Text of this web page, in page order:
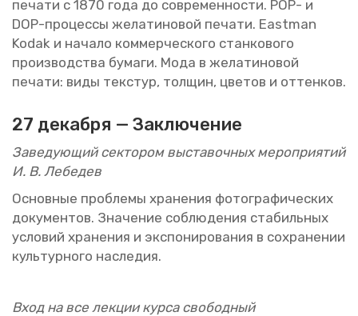
пе­ча­ти с 1870 года до со­вре­мен­но­сти. POP- и
DOP-про­цес­сы же­ла­ти­но­вой пе­ча­ти. Eastman
Kodak и на­ча­ло ком­мер­че­ско­го стан­ко­во­го
про­из­вод­ства бу­ма­ги. Мода в же­ла­ти­но­вой
пе­ча­ти: виды тек­стур, тол­щин, цве­тов и от­тен­ков.
27 де­каб­ря — За­клю­че­ние
За­ве­ду­ю­щий сек­то­ром вы­ста­воч­ных ме­ро­при­я­тий
И. В. Ле­бе­дев
Ос­нов­ные про­бле­мы хра­не­ния фо­то­гра­фи­че­ских
до­ку­мен­тов. Зна­че­ние со­блю­де­ния ста­биль­ных
усло­вий хра­не­ния и экс­по­ни­ро­ва­ния в со­хра­не­нии
куль­тур­но­го на­сле­дия.
Вход на все лек­ции курса сво­бод­ный